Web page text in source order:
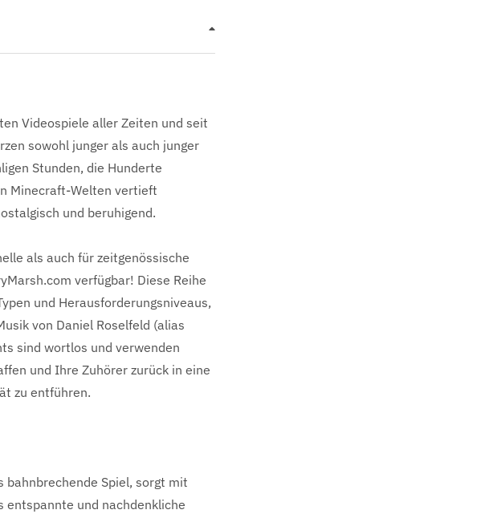
Videospiele aller Zeiten und seit
sowohl junger als auch junger
Stunden, die Hunderte
Minecraft-Welten vertieft
und beruhigend.
als auch für zeitgenössische
verfügbar! Diese Reihe
und Herausforderungsniveaus,
von Daniel Roselfeld (alias
sind wortlos und verwenden
und Ihre Zuhörer zurück in eine
zu entführen.
bahnbrechende Spiel, sorgt mit
entspannte und nachdenkliche